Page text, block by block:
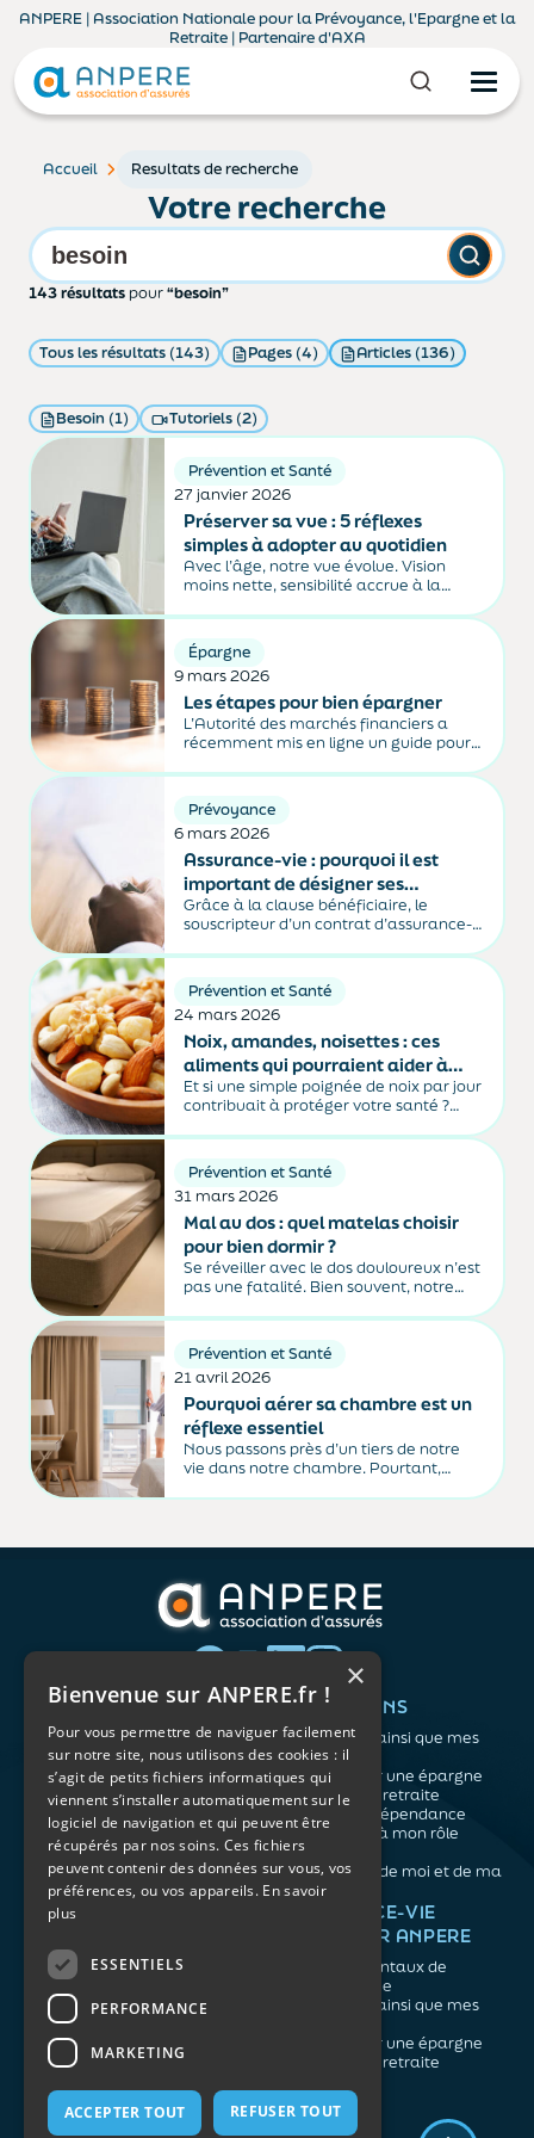
ANPERE | Association Nationale pour la Prévoyance, l'Epargne et la
Retraite | Partenaire d'AXA
Accueil Resultats de recherche
Votre recherche
143 résultats pour“besoin”
Tous les résultats (143) Pages (4) Articles (136)
Besoin (1) Tutoriels (2)
Prévention et Santé
27 janvier 2026
Préserver sa vue : 5 réflexes
simples à adopter au quotidien
Avec l’âge, notre vue évolue. Vision
moins nette, sensibilité accrue à la
changements sont fréquents, mais pas
inéluctables. Bonne nouvelle : sans
bouleverser son mode de vie, il est
possible d’agir au quotidien pour
préserver...
Épargne
9 mars 2026
Les étapes pour bien épargner
L’Autorité des marchés financiers a
récemment mis en ligne un guide pour
économies.
Prévoyance
6 mars 2026
Assurance-vie : pourquoi il est
important de désigner ses
bénéficiaires
Grâce à la clause bénéficiaire, le
souscripteur d’un contrat d’assurance-
recevront les capitaux de son contrat à
son décès, et ce, avec une fiscalité
particulièrement avantageuse.
Prévention et Santé
24 mars 2026
Noix, amandes, noisettes : ces
aliments qui pourraient aider à
prévenir certains cancers
Et si une simple poignée de noix par jour
contribuait à protéger votre santé ?
en fibres, les fruits à coque sont associés
à un risque plus faible de certains
cancers digestifs. Sans être...
Prévention et Santé
31 mars 2026
Mal au dos : quel matelas choisir
pour bien dormir ?
Se réveiller avec le dos douloureux n’est
pas une fatalité. Bien souvent, notre
sommeil… et dans l’apparition ou
l’aggravation des douleurs. Fermeté,
matériaux, dimensions : voici les repères
essentiels pour choisir...
Prévention et Santé
21 avril 2026
Pourquoi aérer sa chambre est un
réflexe essentiel
Nous passons près d’un tiers de notre
vie dans notre chambre. Pourtant,
souvent un air plus pollué qu’à
agité, allergies… Et si tout commençait
Mentions légales
QUI SOMMES-NOUS ?
L'association
Notre organisation
L’équipe
Les atouts du contrat
associatif
VOS BESOINS
Me protéger ainsi que mes
proches
Me constituer une épargne
Préparer ma retraite
Anticiper la dépendance
Me préparer à mon rôle
d'aidant
Prendre soin de moi et de ma
santé
NOS ARTICLES
Retraite
Prévoyance
Dépendance
Aidants
ASSURANCE-VIE
FACILE PAR ANPERE
Les fondamentaux de
l'assurance vie
Me protéger ainsi que mes
Me constituer une épargne
Préparer ma retraite
×
Bienvenue sur ANPERE.fr !
Pour vous permettre de naviguer facilement
sur notre site, nous utilisons des cookies : il
s’agit de petits fichiers informatiques qui
viennent s’installer automatiquement sur le
logiciel de navigation et qui peuvent être
récupérés par nos soins. Ces fichiers
peuvent contenir des données sur vous, vos
préférences, ou vos appareils. En savoir
plus
ESSENTIELS
PERFORMANCE
MARKETING
ACCEPTER TOUT REFUSER TOUT